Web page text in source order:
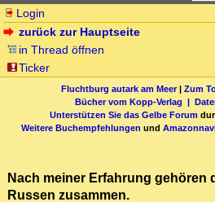
Login
zurück zur Hauptseite
in Thread öffnen
Ticker
Fluchtburg autark am Meer| Zum
Bücher vom Kopp-Verlag |
Unterstützen Sie das Gelbe Forum
Weitere Buchempfehlungen und
Nach meiner Erfahrung gehören
Russen zusammen.